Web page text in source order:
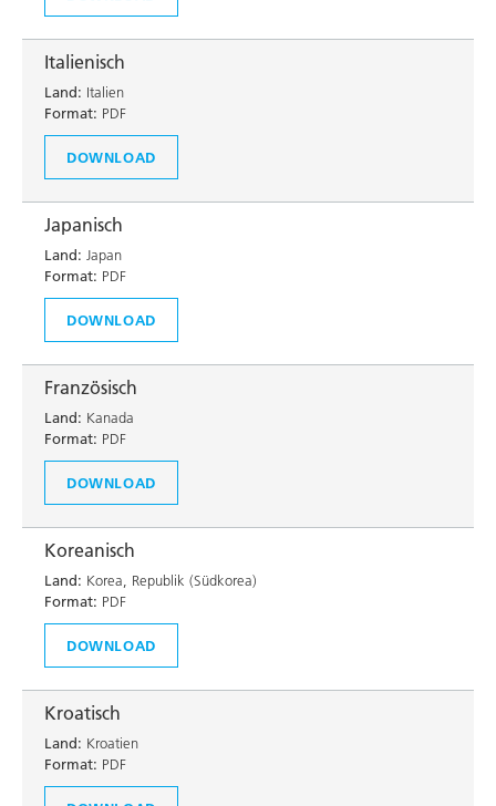
Italienisch
Land: Italien
Format: PDF
DOWNLOAD
Japanisch
Land: Japan
Format: PDF
DOWNLOAD
Französisch
Land: Kanada
Format: PDF
DOWNLOAD
Koreanisch
Land: Korea, Republik (Südkorea)
Format: PDF
DOWNLOAD
Kroatisch
Land: Kroatien
Format: PDF